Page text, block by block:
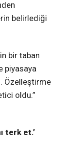
belirlediği
bir taban
piyasaya
Özelleştirme
oldu.”
terk et.’